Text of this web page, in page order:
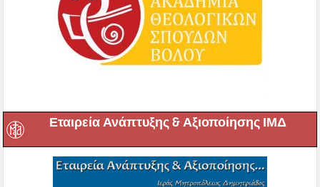
Εταιρεία Ανάπτυξης & Αξιοποίησης ΙΜΔ